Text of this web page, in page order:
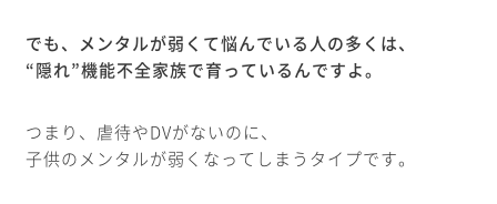
でも、メンタルが弱くて悩んでいる人の多くは、
“隠れ”機能不全家族で育っているんですよ。
つまり、虐待やDVがないのに、
子供のメンタルが弱くなってしまうタイプです。